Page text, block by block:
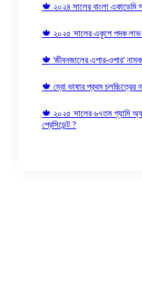
🍁 ২০২৪ সালের বাংলা
🍁 ২০২৫ সালের একুশে পদক
🍁 'জীবনজালের এপার-ওপার'
🍁 ম্রো ভাষার প্রথম চলচ্চিত্রের
🍁 ২০২৫ সালের ৬৭তম গ্যামি
প্রেসিডেন্ট ?